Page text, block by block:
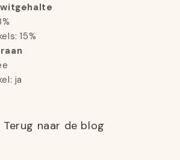
15%
ja
Terug naar de blog